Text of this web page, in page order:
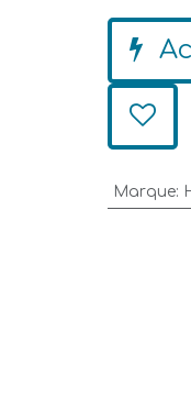
Marque: